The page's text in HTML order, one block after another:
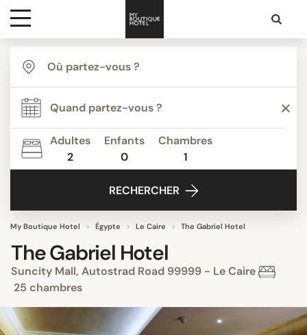
Destinations
Inspiration
Media
Adultes
2
Enfants
0
Chambres
1
RECHERCHER
My Boutique Hotel Égypte Le Caire The Gabriel Hotel
The Gabriel Hotel
Suncity Mall, Autostrad Road 99999 - Le Caire
25 chambres